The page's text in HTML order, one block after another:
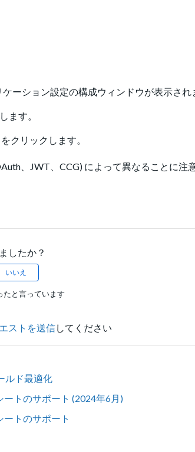
ーション設定の構成ウィンドウが表示され
ます。
をクリックします。
、JWT、CCG) によって異なることに注
したか？
たと言っています
ストを送信してください
ルド最適化
トのサポート (2024年6月)
トのサポート